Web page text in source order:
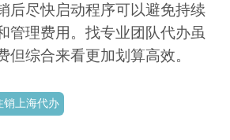
后尽快启动程序可以避免持续
管理费用。找专业团队代办虽
但综合来看更加划算高效。
销上海代办